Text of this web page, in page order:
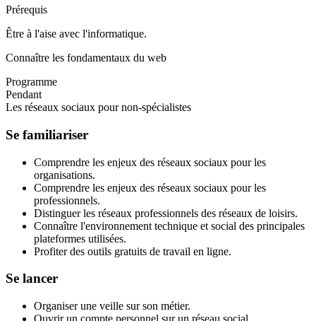
Prérequis
Être à l'aise avec l'informatique.
Connaître les fondamentaux du web
Programme
Pendant
Les réseaux sociaux pour non-spécialistes
Se familiariser
Comprendre les enjeux des réseaux sociaux pour les
organisations.
Comprendre les enjeux des réseaux sociaux pour les
professionnels.
Distinguer les réseaux professionnels des réseaux de loisirs.
Connaître l'environnement technique et social des principales
plateformes utilisées.
Profiter des outils gratuits de travail en ligne.
Se lancer
Organiser une veille sur son métier.